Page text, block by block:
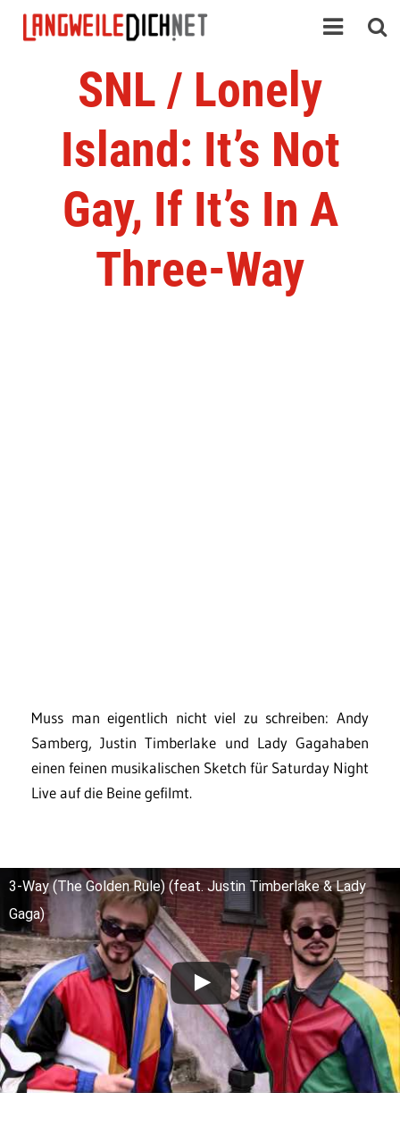
SNL / Lonely
Island: It’s Not
Gay, If It’s In A
Three-Way
Muss man eigentlich nicht viel zu schreiben: Andy
Samberg, Justin Timberlake und Lady Gagahaben
einen feinen musikalischen Sketch für Saturday Night
Live auf die Beine gefilmt.
3-Way (The Golden Rule) (feat. Justin Timberlake & Lady
Gaga)